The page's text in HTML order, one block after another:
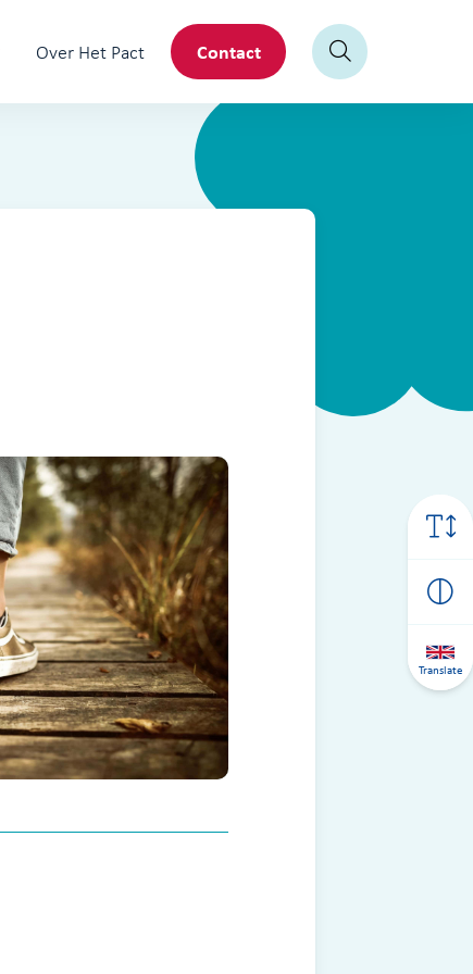
Over Het Pact Contact
Translate